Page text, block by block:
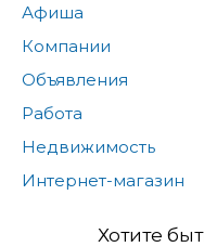
Афиша
Компании
Объявления
Работа
Недвижимость
Интернет-магазин
Хотите